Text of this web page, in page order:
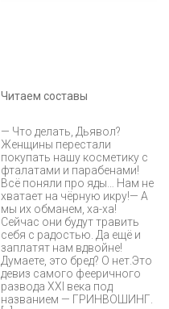
Читаем составы
— Что делать, Дьявол?
Женщины перестали
покупать нашу косметику с
фталатами и парабенами!
Всё поняли про яды… Нам не
хватает на чёрную икру!— А
мы их обманем, ха-ха!
Сейчас они будут травить
себя с радостью. Да ещё и
заплатят нам вдвойне!
Думаете, это бред? О нет.Это
девиз самого фееричного
развода XXI века под
названием — ГРИНВОШИНГ.